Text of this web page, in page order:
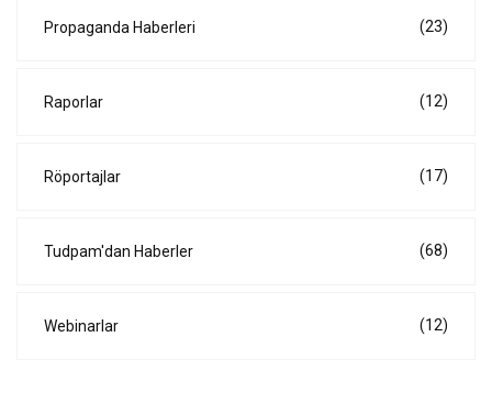
Propaganda Haberleri (23)
Raporlar (12)
Röportajlar (17)
Tudpam'dan Haberler (68)
Webinarlar (12)